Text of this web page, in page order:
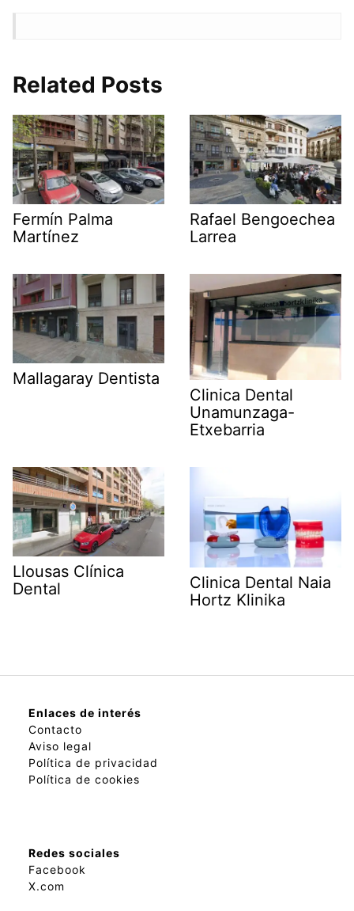
Related Posts
Fermín Palma
Martínez
Rafael Bengoechea
Larrea
Mallagaray Dentista
Clinica Dental
Unamunzaga-
Etxebarria
Llousas Clínica
Dental
Clinica Dental Naia
Hortz Klinika
Enlaces de interés
Contacto
Aviso legal
Política de privacidad
Política de cookies
Redes sociales
Facebook
X.com